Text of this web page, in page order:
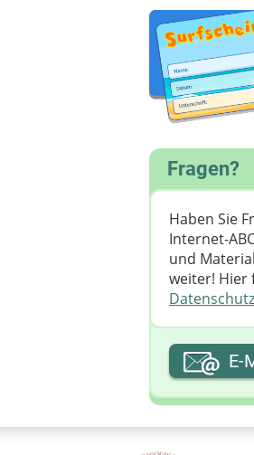
Fragen?
Haben Sie
Internet-
und
weiter! ​Hier
Ihre E-Mail-
Ihre
E-